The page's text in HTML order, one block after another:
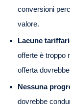
conversioni
valore.
Lacune
offerte è troppo
offerta
Nessuna
dovrebbe